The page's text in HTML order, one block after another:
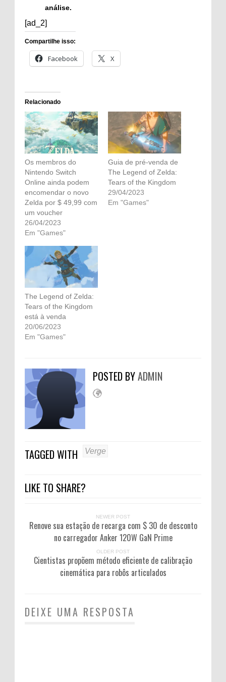
análise.
[ad_2]
Compartilhe isso:
Facebook X
Relacionado
Os membros do
Nintendo Switch
Online ainda podem
encomendar o novo
Zelda por $ 49,99 com
um voucher
26/04/2023
Em "Games"
Guia de pré-venda de
The Legend of Zelda:
Tears of the Kingdom
29/04/2023
Em "Games"
The Legend of Zelda:
Tears of the Kingdom
está à venda
20/06/2023
Em "Games"
POSTED BYADMIN
TAGGED WITH Verge
LIKE TO SHARE?
NEWER POST
Renove sua estação de recarga com $ 30 de desconto
no carregador Anker 120W GaN Prime
OLDER POST
Cientistas propõem método eficiente de calibração
cinemática para robôs articulados
DEIXE UMA RESPOSTA